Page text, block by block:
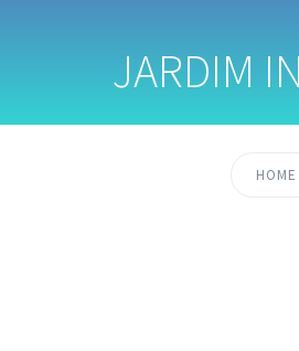
JARDIM
HOME